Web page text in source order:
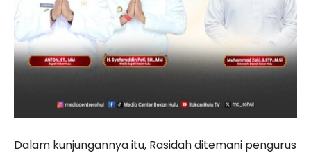
Dalam kunjungannya itu, Rasidah ditemani pengurus